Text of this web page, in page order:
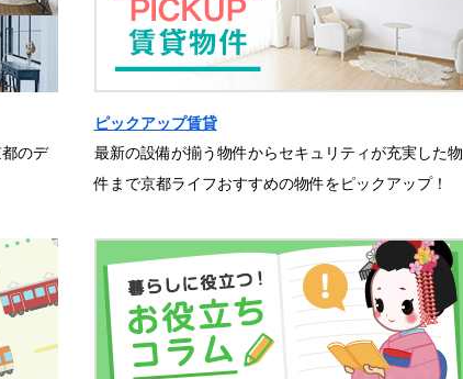
のデ
ピックアップ賃貸
最新の設備が揃う物件からセキュリティが充実した物
件まで京都ライフおすすめの物件をピックアップ！